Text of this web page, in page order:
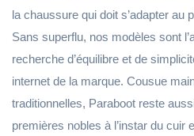
la chaussure qui doit s’adapter au
Sans superflu, nos modèles sont
recherche d’équilibre et de
internet de la marque. Cousue
traditionnelles, Paraboot reste
premières nobles à l’instar du cuir